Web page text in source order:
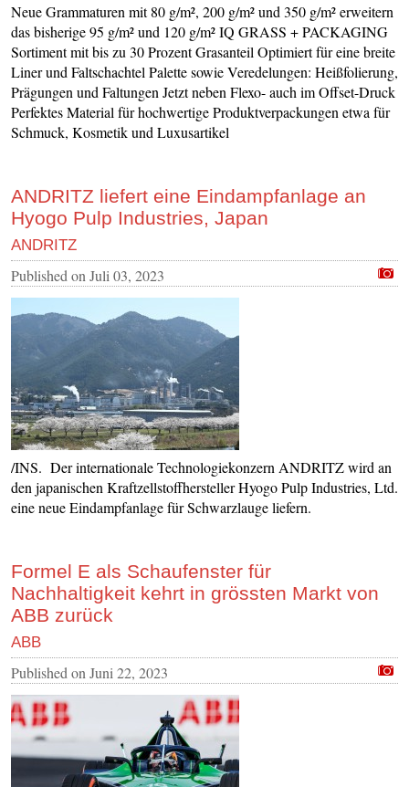
Neue Grammaturen mit 80 g/m², 200 g/m² und 350 g/m² erweitern
das bisherige 95 g/m² und 120 g/m² IQ GRASS + PACKAGING
Sortiment mit bis zu 30 Prozent Grasanteil Optimiert für eine breite
Liner und Faltschachtel Palette sowie Veredelungen: Heißfolierung,
Prägungen und Faltungen Jetzt neben Flexo- auch im Offset-Druck
Perfektes Material für hochwertige Produktverpackungen etwa für
Schmuck, Kosmetik und Luxusartikel
ANDRITZ liefert eine Eindampfanlage an
Hyogo Pulp Industries, Japan
ANDRITZ
Published on Juli 03, 2023
/INS. Der internationale Technologiekonzern ANDRITZ wird an
den japanischen Kraftzellstoffhersteller Hyogo Pulp Industries, Ltd.
eine neue Eindampfanlage für Schwarzlauge liefern.
Formel E als Schaufenster für
Nachhaltigkeit kehrt in grössten Markt von
ABB zurück
ABB
Published on Juni 22, 2023